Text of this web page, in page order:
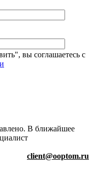
вы соглашаетесь с
В ближайшее
client@ooptom.ru